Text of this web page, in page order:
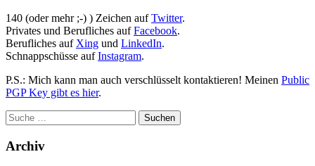
140 (oder mehr ;-) ) Zeichen aufTwitter.
Privates und Berufliches aufFacebook.
Berufliches auf Xing und LinkedIn.
Schnappschüsse aufInstagram.
P.S.: Mich kann man auch verschlüsselt kontaktieren! Meinen Public
PGP Key gibt es hier.
Archiv